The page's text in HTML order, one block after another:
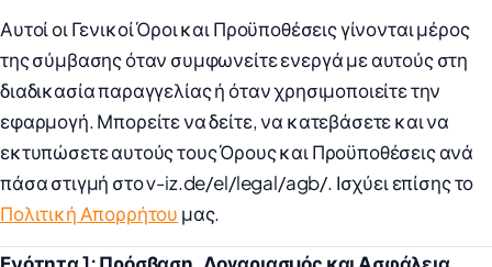
Αυτοί οι Γενικοί Όροι και Προϋποθέσεις γίνονται μέρος
της σύμβασης όταν συμφωνείτε ενεργά με αυτούς στη
διαδικασία παραγγελίας ή όταν χρησιμοποιείτε την
εφαρμογή. Μπορείτε να δείτε, να κατεβάσετε και να
εκτυπώσετε αυτούς τους Όρους και Προϋποθέσεις ανά
πάσα στιγμή στο v-iz.de/el/legal/agb/. Ισχύει επίσης το
Πολιτική Απορρήτου μας.